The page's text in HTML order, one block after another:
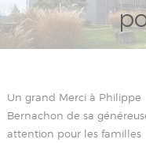
Un grand Merci à Philippe
Bernachon de sa
attention pour les familles